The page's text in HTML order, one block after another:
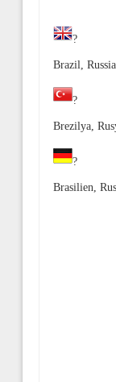
?
Brazil,
?
Brezilya,
?
Brasilien,